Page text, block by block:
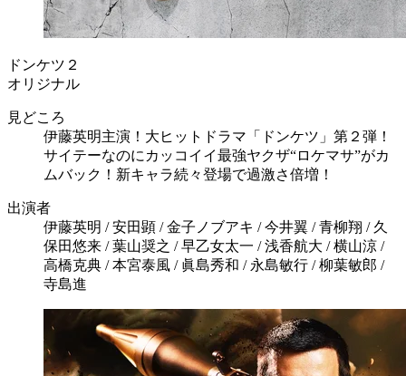
ドンケツ２
オリジナル
見どころ
伊藤英明主演！大ヒットドラマ「ドンケツ」第２弾！
サイテーなのにカッコイイ最強ヤクザ“ロケマサ”がカ
ムバック！新キャラ続々登場で過激さ倍増！
出演者
伊藤英明 / 安田顕 / 金子ノブアキ / 今井翼 / 青柳翔 / 久
保田悠来 / 葉山奨之 / 早乙女太一 / 浅香航大 / 横山涼 /
高橋克典 / 本宮泰風 / 眞島秀和 / 永島敏行 / 柳葉敏郎 /
寺島進